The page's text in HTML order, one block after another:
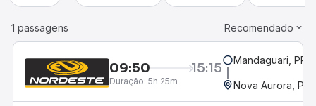
1 passagens Recomendado
09:50 15:15
Duração: 5h 25m
Mandaguari, PR
Nova Aurora, PR